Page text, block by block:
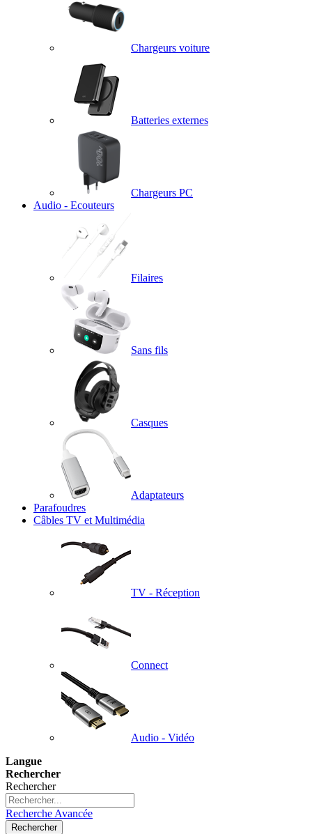
Chargeurs voiture
Batteries externes
Chargeurs PC
Audio - Ecouteurs
Filaires
Sans fils
Casques
Adaptateurs
Parafoudres
Câbles TV et Multimédia
TV - Réception
Connect
Audio - Vidéo
Langue
Rechercher
Rechercher
Recherche Avancée
Rechercher